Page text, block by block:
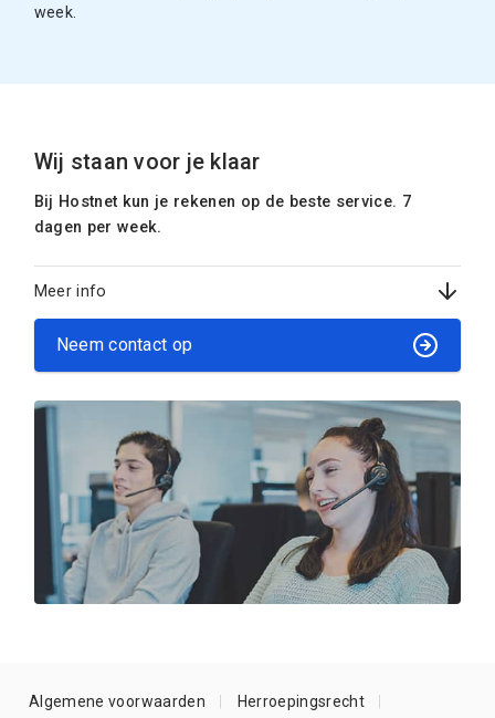
week.
Wij staan voor je klaar
Bij Hostnet kun je rekenen op de beste service. 7
dagen per week.
Meer info
Neem contact op
Algemene voorwaarden Herroepingsrecht